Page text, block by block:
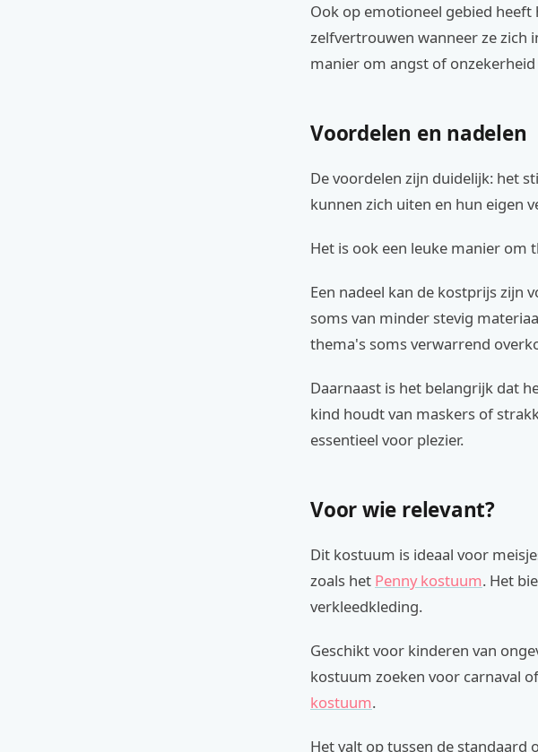
Ook op emotioneel gebied
zelfvertrouwen wanneer ze zich
manier om angst of
Voordelen en nadelen
De voordelen zijn duidelijk: het
kunnen zich uiten en hun eigen
Het is ook een leuke manier om
Een nadeel kan de kostprijs zijn
soms van minder stevig
thema's soms verwarrend
Daarnaast is het belangrijk dat
kind houdt van maskers of
essentieel voor plezier.
Voor wie relevant?
Dit kostuum is ideaal voor
zoals het Penny kostuum. Het
verkleedkleding.
Geschikt voor kinderen van
kostuum zoeken voor carnaval
kostuum.
Het valt op tussen de standaard